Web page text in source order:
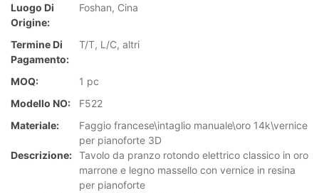
Luogo Di
Origine:
Foshan, Cina
Termine Di
Pagamento:
T/T, L/C, altri
MOQ:
1 pc
Modello NO:
F522
Materiale:
Faggio francese\intaglio manuale\oro 14k\vernice
per pianoforte 3D
Descrizione: Tavolo da pranzo rotondo elettrico classico in oro
marrone e legno massello con vernice in resina
per pianoforte